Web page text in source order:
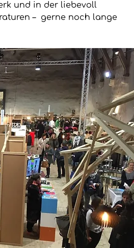
und in der liebevoll
–  gerne noch lange